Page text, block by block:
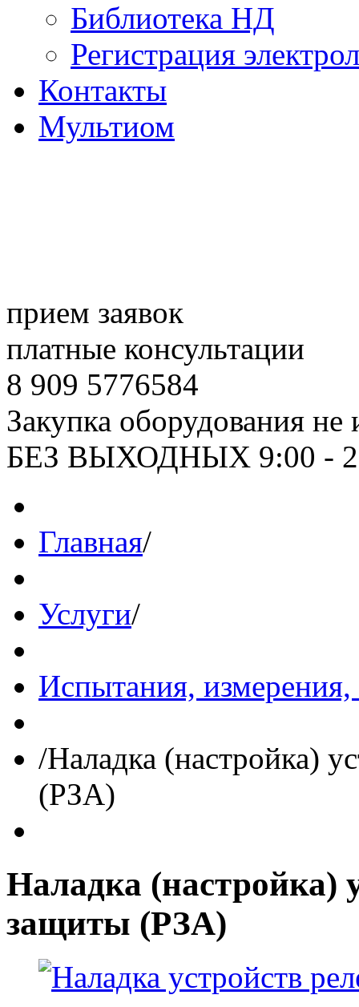
Библиотека НД
Регистрация
Контакты
Мультиом
прием заявок
платные консультации
8 909 5776584
Закупка оборудования не
БЕЗ ВЫХОДНЫХ 9:00 -
Главная/
Услуги/
Испытания, измерения,
/Наладка (настройка)
(РЗА)
Наладка (настройка)
защиты (РЗА)